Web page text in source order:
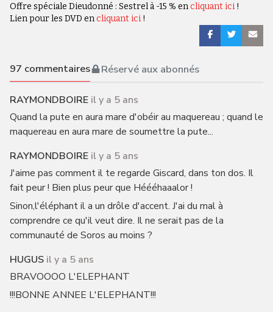
Offre spéciale Dieudonné : Sestrel à -15 % encliquant ici!
Lien pour les DVD encliquant ici!
97 commentaires Réservé aux abonnés
RAYMONDBOIRE il y a 5 ans
Quand la pute en aura mare d'obéir au maquereau ; quand le
maquereau en aura mare de soumettre la pute...
RAYMONDBOIRE il y a 5 ans
J'aime pas comment il te regarde Giscard, dans ton dos. Il
fait peur ! Bien plus peur que Héééhaaalor !
Sinon,l'éléphant il a un drôle d'accent. J'ai du mal à
comprendre ce qu'il veut dire. Il ne serait pas de la
communauté de Soros au moins ?
HUGUS il y a 5 ans
BRAVOOOO L'ELEPHANT
!!!BONNE ANNEE L'ELEPHANT!!!